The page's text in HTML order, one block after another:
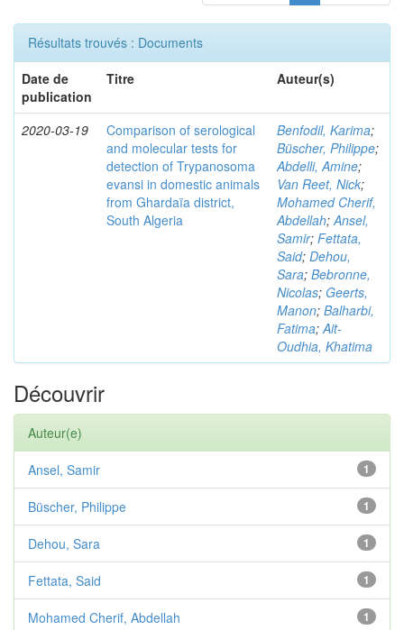
Résultats trouvés : Documents
Date de
publication
Titre Auteur(s)
2020-03-19
Comparison of serological
and molecular tests for
detection of Trypanosoma
evansi in domestic animals
from Ghardaïa district,
South Algeria
Benfodil, Karima;
Büscher, Philippe;
Abdelli, Amine;
Van Reet, Nick;
Mohamed Cherif,
Abdellah;Ansel,
Samir; Fettata,
Said; Dehou,
Sara; Bebronne,
Nicolas; Geerts,
Manon; Balharbi,
Fatima;Ait-
Oudhia, Khatima
Découvrir
Auteur(e)
1
Ansel, Samir
1
Büscher, Philippe
1
Dehou, Sara
1
Fettata, Said
1
Mohamed Cherif, Abdellah